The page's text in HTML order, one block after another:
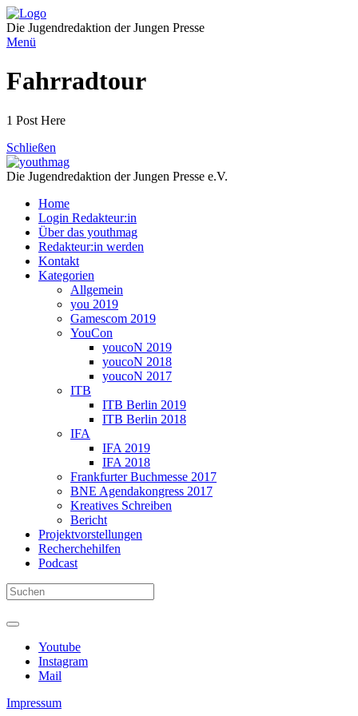
Direkt
zum
Inhalt
Die Jugendredaktion der Jungen Presse
Menü
Fahrradtour
1 Post Here
Schließen
Die Jugendredaktion der Jungen Presse e.V.
Home
Login Redakteur:in
Über das youthmag
Redakteur:in werden
Kontakt
Kategorien
Allgemein
you 2019
Gamescom 2019
YouCon
youcoN 2019
youcoN 2018
youcoN 2017
ITB
ITB Berlin 2019
ITB Berlin 2018
IFA
IFA 2019
IFA 2018
Frankfurter Buchmesse 2017
BNE Agendakongress 2017
Kreatives Schreiben
Bericht
Projektvorstellungen
Recherchehilfen
Podcast
Youtube
Instagram
Mail
Impressum